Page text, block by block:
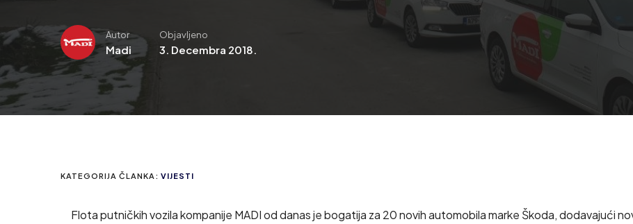
Autor
Madi
Objavljeno
3. Decembra 2018.
KATEGORIJA ČLANKA: VIJESTI
Flota putničkih vozila kompanije MADI od danas je bogatija za 20 novih automobila marke Škoda, dodavajući